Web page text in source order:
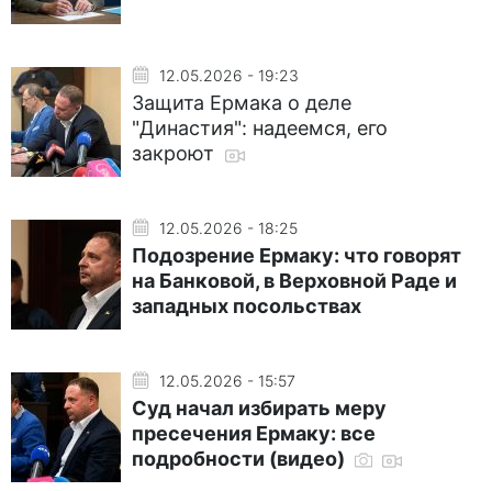
12.05.2026 - 19:23
Защита Ермака о деле
"Династия": надеемся, его
закроют
12.05.2026 - 18:25
Подозрение Ермаку: что говорят
на Банковой, в Верховной Раде и
западных посольствах
12.05.2026 - 15:57
Суд начал избирать меру
пресечения Ермаку: все
подробности (видео)